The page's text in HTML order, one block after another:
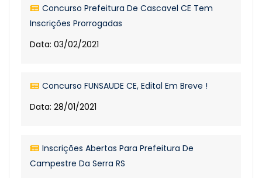
Concurso Prefeitura De Cascavel CE Tem
Inscrições Prorrogadas
Data: 03/02/2021
Concurso FUNSAUDE CE, Edital Em Breve !
Data: 28/01/2021
Inscrições Abertas Para Prefeitura De
Campestre Da Serra RS